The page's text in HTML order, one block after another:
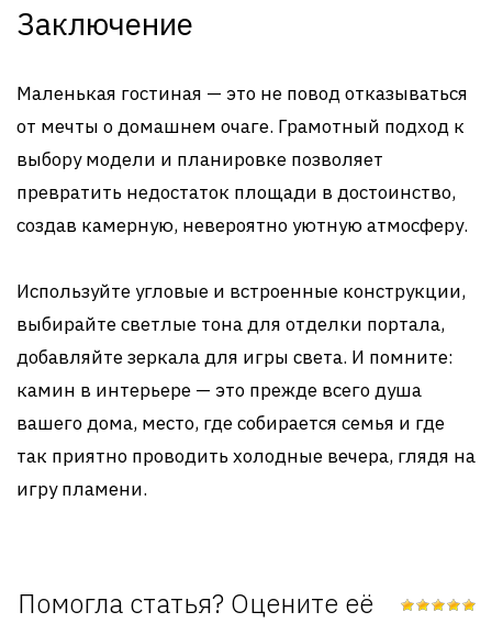
Заключение
Маленькая гостиная — это не повод отказываться
от мечты о домашнем очаге. Грамотный подход к
выбору модели и планировке позволяет
превратить недостаток площади в достоинство,
создав камерную, невероятно уютную атмосферу.
Используйте угловые и встроенные конструкции,
выбирайте светлые тона для отделки портала,
добавляйте зеркала для игры света. И помните:
камин в интерьере — это прежде всего душа
вашего дома, место, где собирается семья и где
так приятно проводить холодные вечера, глядя на
игру пламени.
Помогла статья? Оцените её